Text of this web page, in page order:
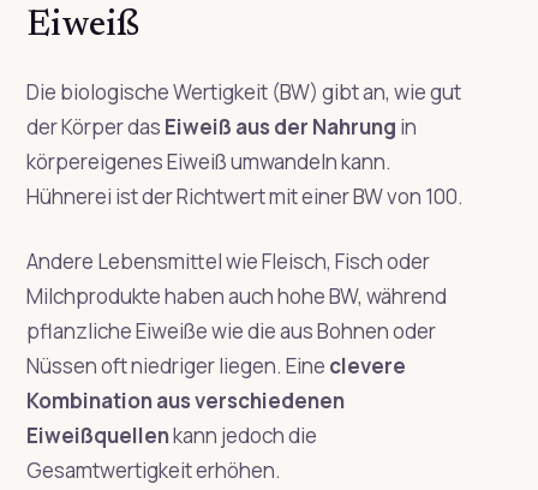
Eiweiß
Die biologische Wertigkeit (BW) gibt an, wie gut
der Körper das Eiweiß aus der Nahrung in
körpereigenes Eiweiß umwandeln kann.
Hühnerei ist der Richtwert mit einer BW von 100.
Andere Lebensmittel wie Fleisch, Fisch oder
Milchprodukte haben auch hohe BW, während
pflanzliche Eiweiße wie die aus Bohnen oder
Nüssen oft niedriger liegen. Eine clevere
Kombination aus verschiedenen
Eiweißquellenkann jedoch die
Gesamtwertigkeit erhöhen.